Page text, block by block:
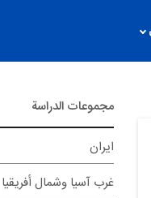
مجموعات الدراسة
ايران
غرب آسيا وشمال أفريقيا